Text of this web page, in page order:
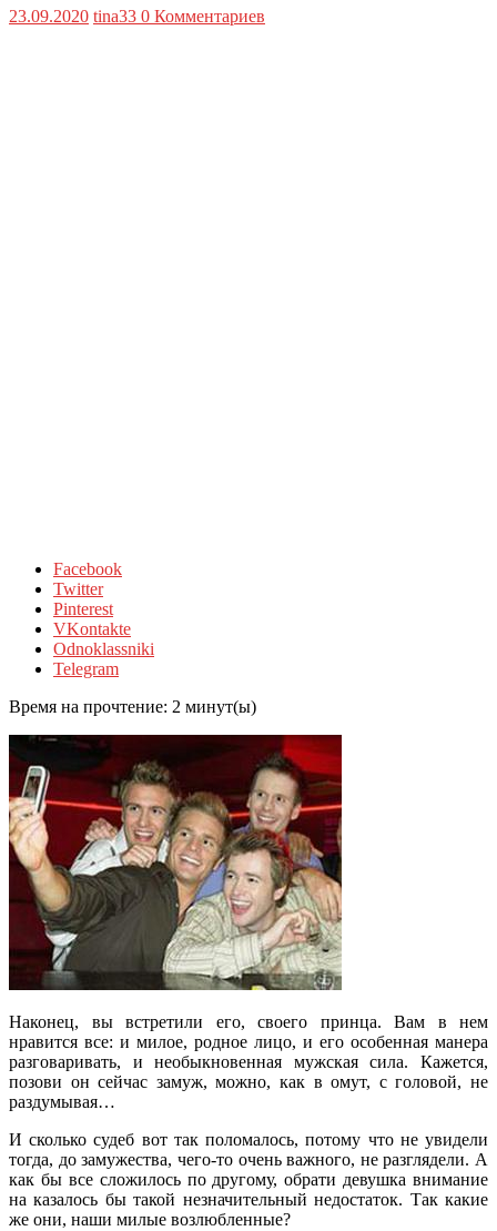
23.09.2020 tina33 0 Комментариев
Facebook
Twitter
Pinterest
VKontakte
Odnoklassniki
Telegram
Время на прочтение: 2 минут(ы)
Наконец, вы встретили его, своего принца. Вам в нем
нравится все: и милое, родное лицо, и его особенная манера
разговаривать, и необыкновенная мужская сила. Кажется,
позови он сейчас замуж, можно, как в омут, с головой, не
раздумывая…
И сколько судеб вот так поломалось,потому что не увидели
тогда, до замужества, чего-то очень важного, не разглядели. А
как бы все сложилось по другому, обрати девушка внимание
на казалось бы такой незначительный недостаток. Так какие
же они, наши милые возлюбленные?